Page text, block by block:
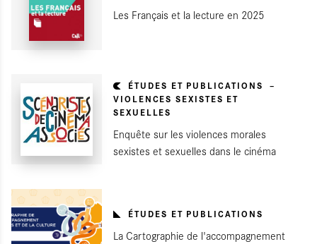
Les Français et la lecture en 2025
ÉTUDES ET PUBLICATIONS
VIOLENCES SEXISTES ET
SEXUELLES
Enquête sur les violences morales
sexistes et sexuelles dans le cinéma
ÉTUDES ET PUBLICATIONS
La Cartographie de l'accompagnement